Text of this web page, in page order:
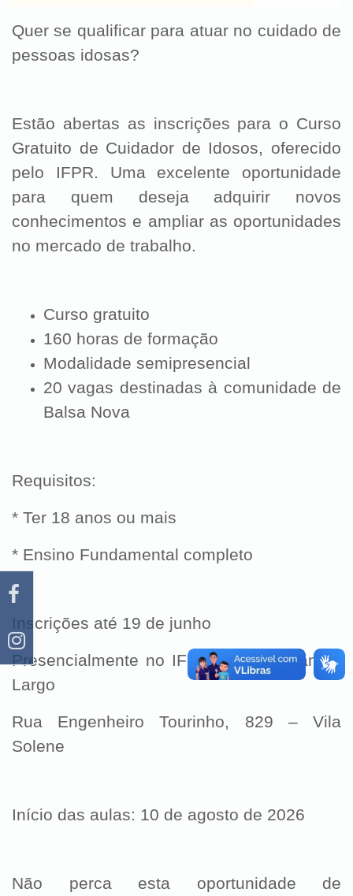
Quer se qualificar para atuar no cuidado de
pessoas idosas?
Estão abertas as inscrições para o Curso
Gratuito de Cuidador de Idosos, oferecido
pelo IFPR. Uma excelente oportunidade
para quem deseja adquirir novos
conhecimentos e ampliar as oportunidades
no mercado de trabalho.
Curso gratuito
160 horas de formação
Modalidade semipresencial
20 vagas destinadas à comunidade de
Balsa Nova
Requisitos:
* Ter 18 anos ou mais
* Ensino Fundamental completo
Inscrições até 19 de junho
Presencialmente no IFPR Campus Campo
Largo
Rua Engenheiro Tourinho, 829 – Vila
Solene
Início das aulas: 10 de agosto de 2026
Não perca esta oportunidade de